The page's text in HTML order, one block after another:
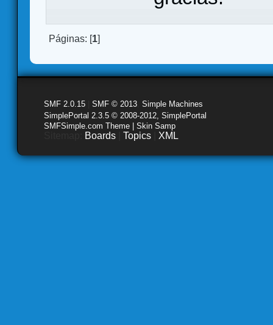
Páginas: [1]
SMF 2.0.15 SMF © 2013 Simple Machines
SimplePortal 2.3.5 © 2008-2012, SimplePortal
SMFSimple.com Theme | Skin Samp
Boards Topics XML